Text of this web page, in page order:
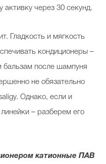
через 30 секунд.
Гладкость и мягкость
кондиционеры –
бальзам после шампуня
не обязательно
Однако, если и
– разберем его
катионные ПАВ